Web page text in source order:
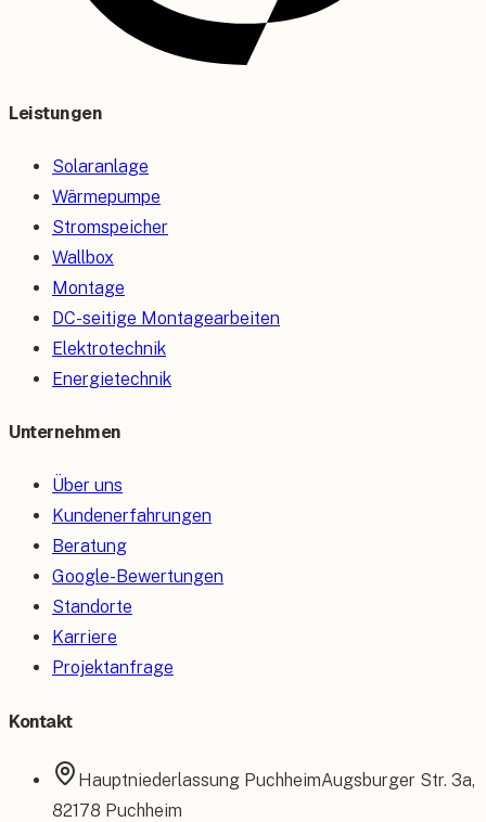
Leistungen
Solaranlage
Wärmepumpe
Stromspeicher
Wallbox
Montage
DC-seitige Montagearbeiten
Elektrotechnik
Energietechnik
Unternehmen
Über uns
Kundenerfahrungen
Beratung
Google-Bewertungen
Standorte
Karriere
Projektanfrage
Kontakt
Hauptniederlassung PuchheimAugsburger Str. 3a,
82178 Puchheim